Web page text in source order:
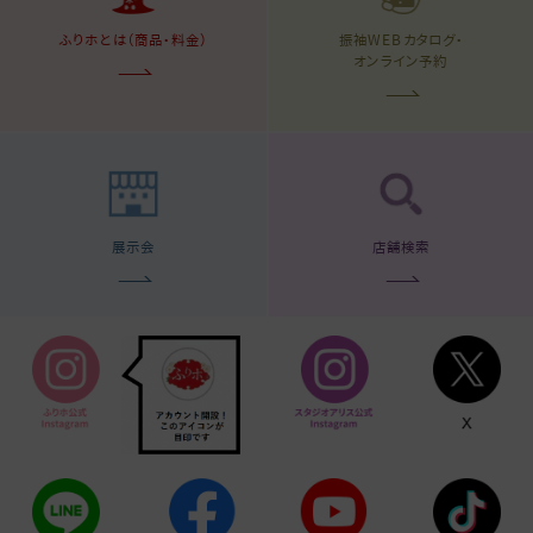
ふりホとは（商品・料金）
振袖WEBカタログ・
オンライン予約
展示会 店舗検索